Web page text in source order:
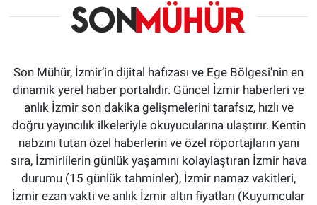
Son Mühür, İzmir’in dijital hafızası ve Ege Bölgesi'nin en
dinamik yerel haber portalıdır. Güncel İzmir haberleri ve
anlık İzmir son dakika gelişmelerini tarafsız, hızlı ve
doğru yayıncılık ilkeleriyle okuyucularına ulaştırır. Kentin
nabzını tutan özel haberlerin ve özel röportajların yanı
sıra, İzmirlilerin günlük yaşamını kolaylaştıran İzmir hava
durumu (15 günlük tahminler), İzmir namaz vakitleri,
İzmir ezan vakti ve anlık İzmir altın fiyatları (Kuyumcular